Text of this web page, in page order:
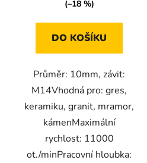
(–18 %)
DO KOŠÍKU
Průměr: 10mm, závit:
M14Vhodná pro: gres,
keramiku, granit, mramor,
kámenMaximální
rychlost: 11000
ot./minPracovní hloubka: